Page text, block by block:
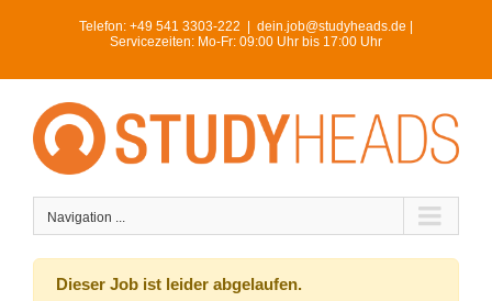
Telefon: +49 541 3303-222
dein.job@studyheads.de |
Servicezeiten: Mo-Fr: 09:00 Uhr bis 17:00 Uhr
Navigation ...
Dieser Job ist leider abgelaufen.